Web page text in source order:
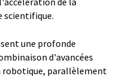
scientifique.
une profonde
d'avancées
robotique, parallèlement